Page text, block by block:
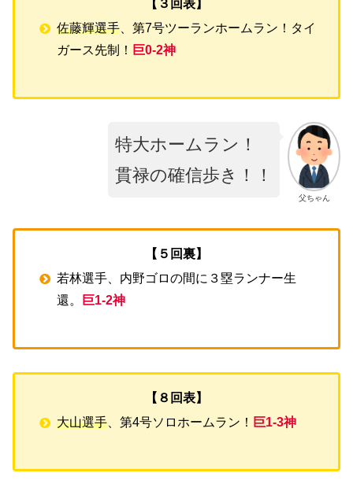
【３回表】
佐藤輝選手 、第7号ツーランホームラン！タイ
ガース先制！ 巨0-2神
父ちゃん
特大ホームラン！
貫禄の確信歩き！！
【５回裏】
若林選手、内野ゴロの間に３塁ランナー生
還。
巨1-2神
【８回表】
大山選手 、第4号ソロホームラン！ 巨1-3神